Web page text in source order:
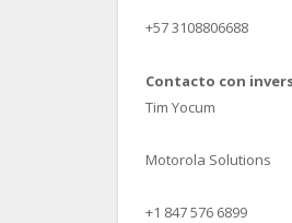
+57 3108806688
Contacto con
Tim Yocum
Motorola Solutions
+1 847 576 6899